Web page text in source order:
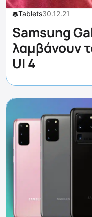
Tablets30.12.21
Samsung
λαμβάνουν
UI 4